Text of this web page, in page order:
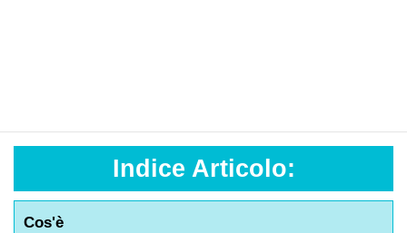
Indice Articolo:
Cos'è